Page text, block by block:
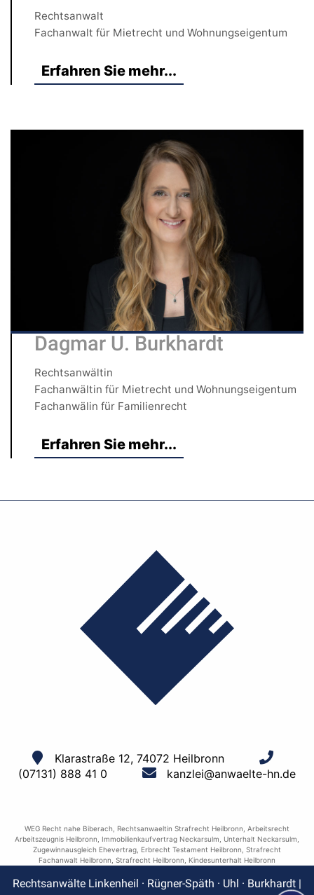
Rechtsanwalt
Fachanwalt für Mietrecht und Wohnungseigentum
Erfahren Sie mehr...
Dagmar U. Burkhardt
Rechtsanwältin
Fachanwältin für Mietrecht und Wohnungseigentum
Fachanwälin für Familienrecht
Erfahren Sie mehr...
Klarastraße 12, 74072 Heilbronn
(07131) 888 41 0
kanzlei@anwaelte-hn.de
WEG Recht nahe Biberach Rechtsanwaeltin Strafrecht Heilbronn Arbeitsrecht
Arbeitszeugnis Heilbronn
Immobilienkaufvertrag Neckarsulm Unterhalt Neckarsulm
Zugewinnausgleich Ehevertrag Erbrecht Testament Heilbronn Strafrecht
Fachanwalt Heilbronn Strafrecht Heilbronn Kindesunterhalt Heilbronn
Rechtsanwälte Linkenheil · Rügner-Späth · Uhl · Burkhardt |